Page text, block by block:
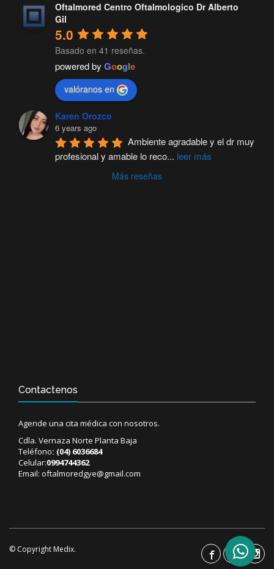
Oftalmored Centro Oftalmologico Dr Alberto
Gil
5.0
Basado en 41 reseñas.
powered by Google
valóranos en
Karen Orozco
6 years ago
Ambiente agradable y el dr muy
profesional y amable lo reco... leer más
Más reseñas
Contactenos
Agende una cita médica con nosotros.
Cdla. Vernaza Norte Planta Baja
Teléfono: (04) 6036684
Celular:0994744362
Email: oftalmoredgye@gmail.com
© Copyright Medix.